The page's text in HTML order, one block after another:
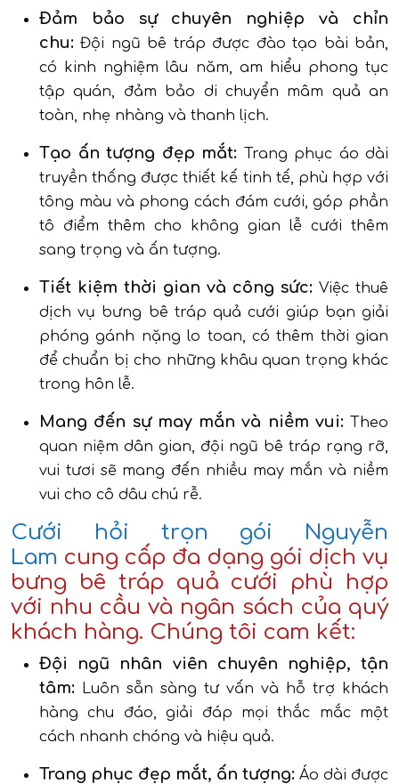
Đảm bảo sự chuyên nghiệp và chỉn
chu: Đội ngũ bê tráp được đào tạo bài bản,
có kinh nghiệm lâu năm, am hiểu phong tục
tập quán, đảm bảo di chuyển mâm quả an
toàn, nhẹ nhàng và thanh lịch.
Tạo ấn tượng đẹp mắt: Trang phục áo dài
truyền thống được thiết kế tinh tế, phù hợp với
tông màu và phong cách đám cưới, góp phần
tô điểm thêm cho không gian lễ cưới thêm
sang trọng và ấn tượng.
Tiết kiệm thời gian và công sức: Việc thuê
dịch vụ bưng bê tráp quả cưới giúp bạn giải
phóng gánh nặng lo toan, có thêm thời gian
để chuẩn bị cho những khâu quan trọng khác
trong hôn lễ.
Mang đến sự may mắn và niềm vui:Theo
quan niệm dân gian, đội ngũ bê tráp rạng rỡ,
vui tươi sẽ mang đến nhiều may mắn và niềm
vui cho cô dâu chú rễ.
Cưới hỏi trọn gói Nguyễn
Lam cung cấp đa dạng gói dịch vụ
bưng bê tráp quả cưới phù hợp
với nhu cầu và ngân sách của quý
khách hàng. Chúng tôi cam kết:
Đội ngũ nhân viên chuyên nghiệp, tận
tâm: Luôn sẵn sàng tư vấn và hỗ trợ khách
hàng chu đáo, giải đáp mọi thắc mắc một
cách nhanh chóng và hiệu quả.
Trang phục đẹp mắt, ấn tượng: Áo dài được